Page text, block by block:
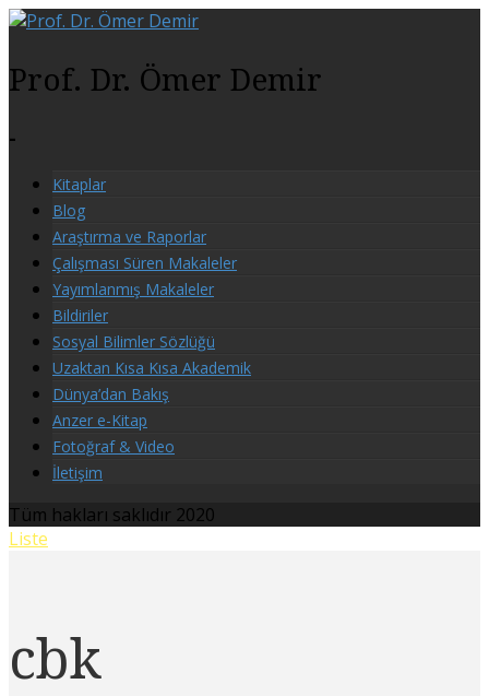
Prof. Dr. Ömer Demir
-
Kitaplar
Blog
Araştırma ve Raporlar
Çalışması Süren Makaleler
Yayımlanmış Makaleler
Bildiriler
Sosyal Bilimler Sözlüğü
Uzaktan Kısa Kısa Akademik
Dünya’dan Bakış
Anzer e-Kitap
Fotoğraf & Video
İletişim
Tüm hakları saklıdır 2020
Liste
cbk